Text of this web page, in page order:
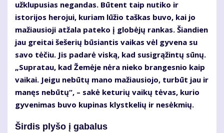
užklupusias negandas. Būtent taip nutiko ir
istorijos herojui, kuriam lūžio taškas buvo, kai jo
mažiausioji atžala pateko į globėjų rankas. Šiandien
jau greitai šešerių būsiantis vaikas vėl gyvena su
savo tėčiu. Jis padarė viską, kad susigrąžintų sūnų.
„Supratau, kad Žemėje nėra nieko brangesnio kaip
vaikai. Jeigu nebūtų mano mažiausiojo, turbūt jau ir
manęs nebūtų“, – sakė keturių vaikų tėvas, kurio
gyvenimas buvo kupinas klystkelių ir nesėkmių.
Šir­dis ply­šo į ga­ba­lus